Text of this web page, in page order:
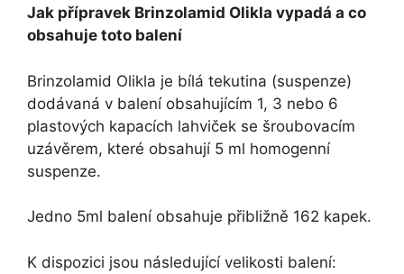
Jak přípravek Brinzolamid Olikla vypadá a co
obsahuje toto balení
Brinzolamid Olikla je bílá tekutina (suspenze)
dodávaná v balení obsahujícím 1, 3 nebo 6
plastových kapacích lahviček se šroubovacím
uzávěrem, které obsahují 5 ml homogenní
suspenze.
Jedno 5ml balení obsahuje přibližně 162 kapek.
K dispozici jsou následující velikosti balení: